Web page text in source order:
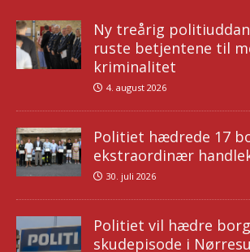
Ny treårig
ruste betjentene til
kriminalitet
4. august 2026
Politiet hædrede 17
ekstraordinær
30. juli 2026
Politiet vil hædre
skudepisode i